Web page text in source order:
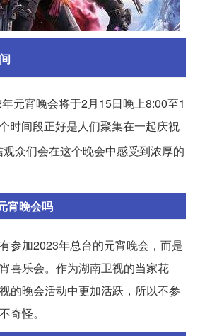
元宵晚会将于2月15日晚上8:00至1
时间段正好是人们聚集在一起庆祝
众们会在这个晚会中感受到浓厚的
宵晚会吗
参加2023年总台的元宵晚会，而是
喜乐会。作为湖南卫视的当家花
的晚会活动中更加活跃，所以不参
奇怪。